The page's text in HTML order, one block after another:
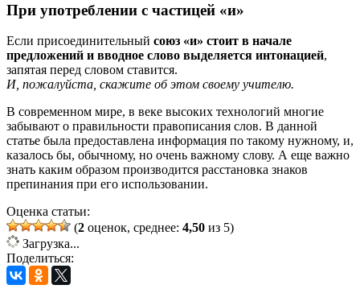
При употреблении с частицей «и»
Если присоединительный союз «и» стоит в начале
предложений и вводное слово выделяется интонацией,
запятая перед словом ставится.
И, пожалуйста, скажите об этом своему учителю.
В современном мире, в веке высоких технологий многие
забывают о правильности правописания слов. В данной
статье была предоставлена информация по такому нужному, и,
казалось бы, обычному, но очень важному слову. А еще важно
знать каким образом производится расстановка знаков
препинания при его использовании.
Оценка статьи:
(2 оценок, среднее: 4,50 из 5)
Загрузка...
Поделиться: